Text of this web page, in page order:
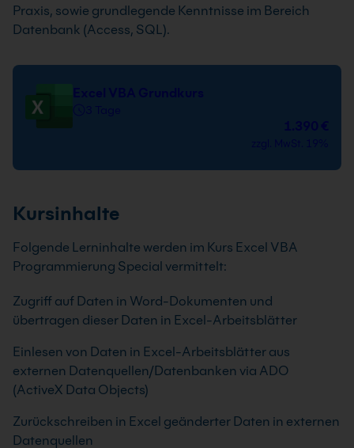
Praxis, sowie grundlegende Kenntnisse im Bereich
Datenbank (Access, SQL).
Kursinhalte
Folgende Lerninhalte werden im Kurs Excel VBA
Programmierung Special vermittelt:
Zugriff auf Daten in Word-Dokumenten und
übertragen dieser Daten in Excel-Arbeitsblätter
Einlesen von Daten in Excel-Arbeitsblätter aus
externen Datenquellen/Datenbanken via ADO
(ActiveX Data Objects)
Zurückschreiben in Excel geänderter Daten in externen
Datenquellen